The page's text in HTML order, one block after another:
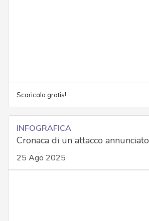
Scaricalo gratis!
INFOGRAFICA
Cronaca di un attacco annunciato
25 Ago 2025